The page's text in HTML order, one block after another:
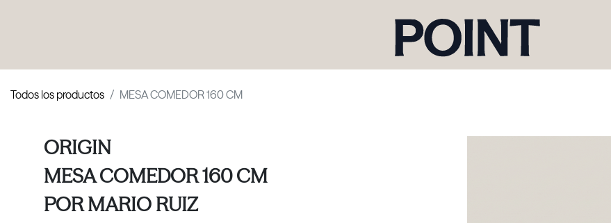
Todos los productos MESA COMEDOR 160 CM
ORIGIN
MESA COMEDOR 160 CM
PORMARIO RUIZ